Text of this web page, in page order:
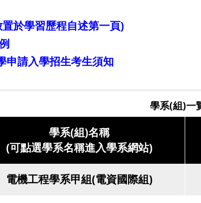
於學習歷程自述第一頁)
申請入學招生考生須知
學系(組)一
學系(組)名稱
(可點選學系名稱進入學系網站)
電機工程學系甲組(電資國際組)